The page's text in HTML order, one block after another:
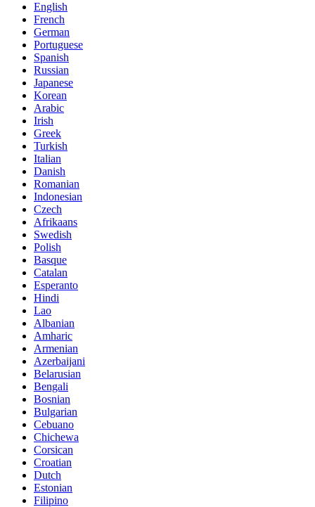
English
French
German
Portuguese
Spanish
Russian
Japanese
Korean
Arabic
Irish
Greek
Turkish
Italian
Danish
Romanian
Indonesian
Czech
Afrikaans
Swedish
Polish
Basque
Catalan
Esperanto
Hindi
Lao
Albanian
Amharic
Armenian
Azerbaijani
Belarusian
Bengali
Bosnian
Bulgarian
Cebuano
Chichewa
Corsican
Croatian
Dutch
Estonian
Filipino